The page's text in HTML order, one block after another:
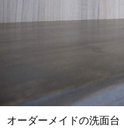
オーダーメイドの洗面台